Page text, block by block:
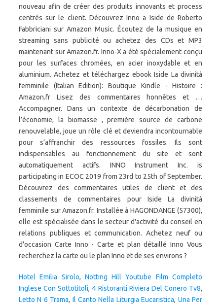
Hotel Emilia Sirolo, Notting Hill Youtube Film Completo
Inglese Con Sottotitoli, 4 Ristoranti Riviera Del Conero Tv8,
Letto N 6 Trama, Il Canto Nella Liturgia Eucaristica, Una Per